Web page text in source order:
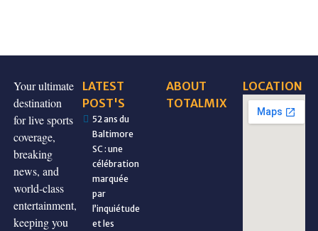
Your ultimate
destination
for live sports
coverage,
breaking
news, and
world-class
entertainment,
keeping you
LATEST
POST'S
52 ans du
Baltimore
SC : une
célébration
marquée
par
l’inquiétude
et les
ABOUT
TOTALMIX
LOCATION